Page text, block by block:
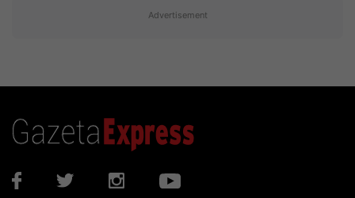
Advertisement